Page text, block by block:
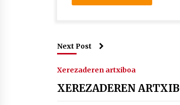
Next Post
Xerezaderen artxiboa
XEREZADEREN